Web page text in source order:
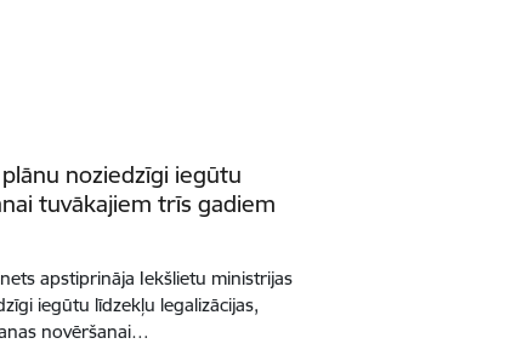
noziedzīgi iegūtu
tuvākajiem trīs gadiem
apstiprināja Iekšlietu ministrijas
iegūtu līdzekļu legalizācijas,
novēršanai…